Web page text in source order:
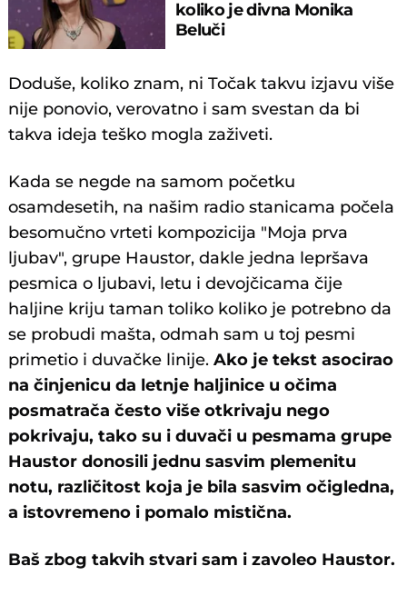
koliko je divna Monika
Beluči
Doduše, koliko znam, ni Točak takvu izjavu više
nije ponovio, verovatno i sam svestan da bi
takva ideja teško mogla zaživeti.
Kada se negde na samom početku
osamdesetih, na našim radio stanicama počela
besomučno vrteti kompozicija "Moja prva
ljubav", grupe Haustor, dakle jedna lepršava
pesmica o ljubavi, letu i devojčicama čije
haljine kriju taman toliko koliko je potrebno da
se probudi mašta, odmah sam u toj pesmi
primetio i duvačke linije.Ako je tekst asocirao
na činjenicu da letnje haljinice u očima
posmatrača često više otkrivaju nego
pokrivaju, tako su i duvači u pesmama grupe
Haustor donosili jednu sasvim plemenitu
notu, različitost koja je bila sasvim očigledna,
a istovremeno i pomalo mistična.
Baš zbog takvih stvari sam i zavoleo Haustor.